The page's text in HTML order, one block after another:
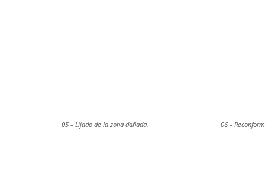
05 – Lijado de la zona dañada. 06 –